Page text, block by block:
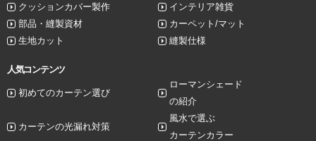
クッションカバー製作
インテリア雑貨
部品・縫製資材
カーペット/マット
生地カット
縫製仕様
人気コンテンツ
初めてのカーテン選び
ローマンシェード
の紹介
カーテンの光漏れ対策
風水で選ぶ
カーテンカラー